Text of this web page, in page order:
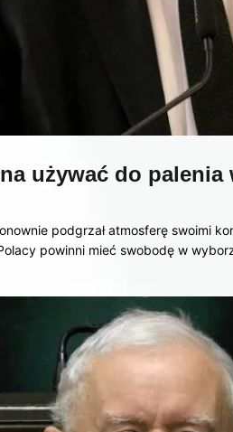
używać do
podgrzał atmosferę swoimi
powinni mieć swobodę w